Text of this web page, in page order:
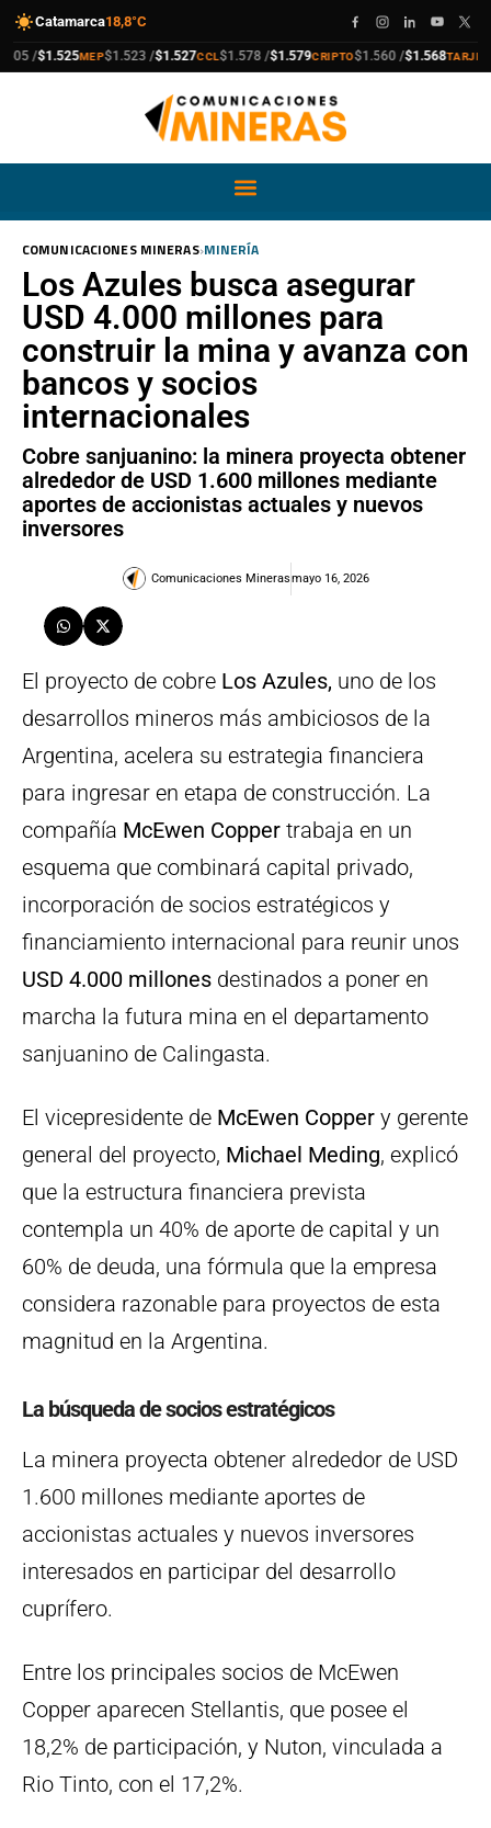
Catamarca18,8°C
/$1.525MEP
compra$1.523 /
venta $1.527CCL
compra$1.578 /
venta $1.579CRIPTO
compra$1.560 /
venta $1.568TARJETA
compra
venta
COMUNICACIONES MINERAS›MINERÍA
Los Azules busca asegurar
USD 4.000 millones para
construir la mina y avanza con
bancos y socios
internacionales
Cobre sanjuanino: la minera proyecta obtener
alrededor de USD 1.600 millones mediante
aportes de accionistas actuales y nuevos
inversores
Comunicaciones Minerasmayo 16, 2026
El proyecto de cobre Los Azules, uno de los
desarrollos mineros más ambiciosos de la
Argentina, acelera su estrategia financiera
para ingresar en etapa de construcción. La
compañía McEwen Copper trabaja en un
esquema que combinará capital privado,
incorporación de socios estratégicos y
financiamiento internacional para reunir unos
USD 4.000 millones destinados a poner en
marcha la futura mina en el departamento
sanjuanino de Calingasta.
El vicepresidente de McEwen Copper y gerente
general del proyecto, Michael Meding, explicó
que la estructura financiera prevista
contempla un 40% de aporte de capital y un
60% de deuda, una fórmula que la empresa
considera razonable para proyectos de esta
magnitud en la Argentina.
La búsqueda de socios estratégicos
La minera proyecta obtener alrededor de USD
1.600 millones mediante aportes de
accionistas actuales y nuevos inversores
interesados en participar del desarrollo
cuprífero.
Entre los principales socios de McEwen
Copper aparecen Stellantis, que posee el
18,2% de participación, y Nuton, vinculada a
Rio Tinto, con el 17,2%.